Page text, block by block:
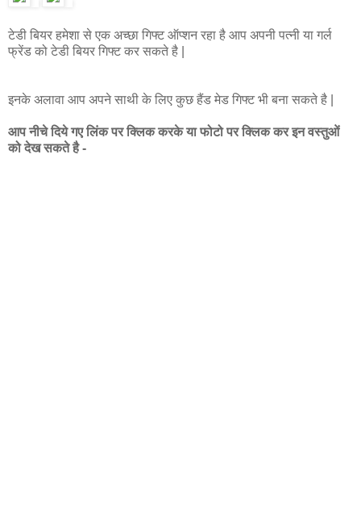
टेडी बियर हमेशा से एक अच्छा गिफ्ट ऑप्शन रहा है आप अपनी पत्नी या गर्ल
फ्रेंड को टेडी बियर गिफ्ट कर सकते है |
इनके अलावा आप अपने साथी के लिए कुछ हैंड मेड गिफ्ट भी बना सकते है |
आप नीचे दिये गए लिंक पर क्लिक करके या फोटो पर क्लिक कर इन वस्तुओं
को देख सकते है -